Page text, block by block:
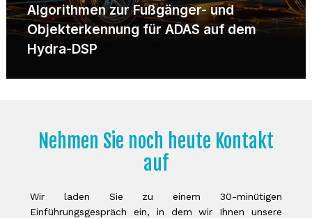
Algorithmen zur Fußgänger- und
Objekterkennung für ADAS auf dem
Hydra-DSP
Nehmen Sie noch heute Kontakt
auf
Wir laden Sie zu einem 30-minütigen
Einführungsgespräch ein, in dem wir Ihnen unsere